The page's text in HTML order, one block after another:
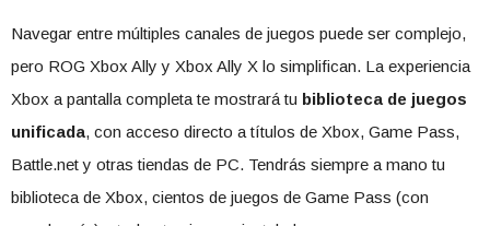
Navegar entre múltiples canales de juegos puede ser complejo,
pero ROG Xbox Ally y Xbox Ally X lo simplifican. La experiencia
Xbox a pantalla completa te mostrará tu biblioteca de juegos
unificada, con acceso directo a títulos de Xbox, Game Pass,
Battle.net y otras tiendas de PC. Tendrás siempre a mano tu
biblioteca de Xbox, cientos de juegos de Game Pass (con